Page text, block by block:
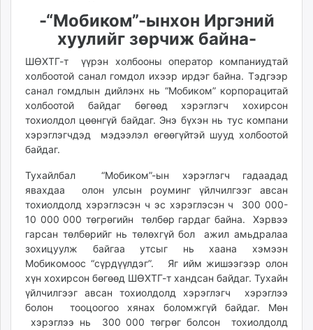
ikon.mn
Livetv.mn
Eguur.mn
24tsag.mn
shuud.mn
ergelt.mn
today.mn
zuv.mn
mminfo.mn
ugluu.mn
urlag.mn
unen.mn
asu.mn
shudarga.mn
shuurhai.mn
-“Мобиком”-ынхон Иргэний
хуулийг зөрчиж байна-
ШӨХТГ-т үүрэн холбооны оператор компаниудтай
холбоотой санал гомдол ихээр ирдэг байна. Тэдгээр
санал гомдлын дийлэнх нь “Мобиком” корпорацитай
холбоотой байдаг бөгөөд хэрэглэгч хохирсон
тохиолдол цөөнгүй байдаг. Энэ бүхэн нь тус компани
хэрэглэгчдэд мэдээлэл өгөөгүйтэй шууд холбоотой
байдаг.
Тухайлбал “Мобиком”-ын хэрэглэгч гадаадад
явахдаа олон улсын роуминг үйлчилгээг авсан
тохиолдолд хэрэглэсэн ч эс хэрэглэсэн ч 300 000-
10 000 000 төгрөгийн төлбөр гардаг байна. Хэрвээ
гарсан төлбөрийг нь төлөхгүй бол ажил амьдралаа
зохицуулж байгаа утсыг нь хаана хэмээн
Мобикомоос “сүрдүүлдэг”. Яг ийм жишээгээр олон
хүн хохирсон бөгөөд ШӨХТГ-т хандсан байдаг. Тухайн
үйлчилгээг авсан тохиолдолд хэрэглэгч хэрэглээ
болон тооцоогоо хянах боломжгүй байдаг. Мөн
хэрэглээ нь 300 000 төгрөг болсон тохиолдолд